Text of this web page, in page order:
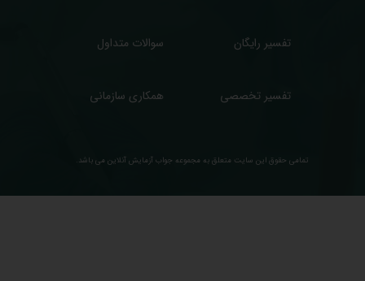
تمامی حقوق این سایت متعلق به مجموعه ​جواب آزمایش آنلاین می باشد.
تفسیر تخصصی
تفسیر رایگان سوالات متداول
همکاری سازمانی